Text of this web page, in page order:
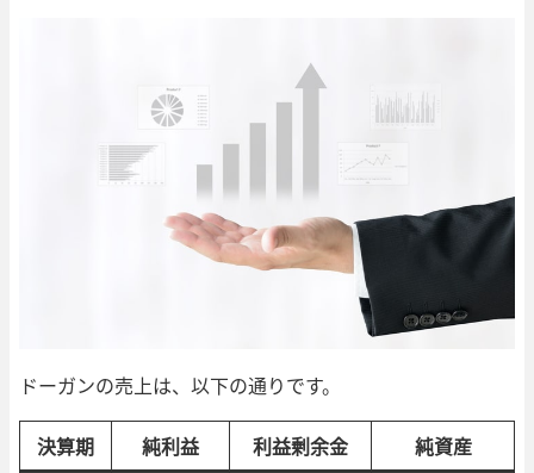
ドーガンの売上は、以下の通りです。
決算期 純利益 利益剰余金 純資産